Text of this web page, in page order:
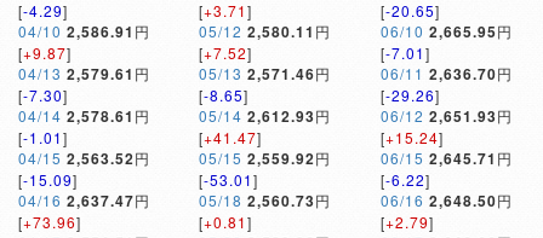
[-4.29]
04/10 2,586.91 円
[+9.87]
04/13 2,579.61 円
[-7.30]
04/14 2,578.61 円
[-1.01]
04/15 2,563.52円
[-15.09]
04/16 2,637.47円
[+73.96]
[+3.71]
05/12 2,580.11 円
[+7.52]
05/13 2,571.46円
[-8.65]
05/14 2,612.93円
[+41.47]
05/15 2,559.92円
[-53.01]
05/18 2,560.73円
[+0.81]
[-20.65]
06/10 2,665.95円
[-7.01]
06/11 2,636.70円
[-29.26]
06/12 2,651.93円
[+15.24]
06/15 2,645.71 円
[-6.22]
06/16 2,648.50円
[+2.79]